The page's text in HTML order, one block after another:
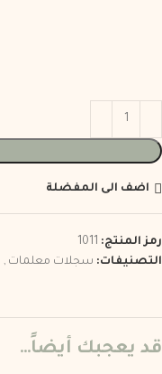
اضف الى المفضلة
رمز المنتج: 1011
التصنيفات: سجلات معلمات ,
قد يعجبك أيضاً…